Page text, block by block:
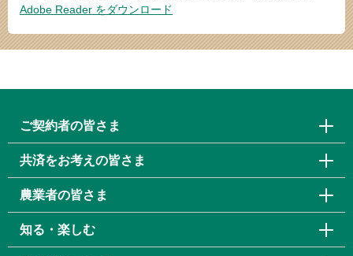
Adobe Reader をダウンロード
ご契約者の皆さま
共済をお考えの皆さま
農業者の皆さま
知る・楽しむ